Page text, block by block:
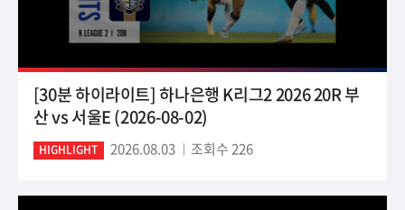
[30분 하이라이트] 하나은행 K리그2 2026 20R 부
산 vs 서울E (2026-08-02)
HIGHLIGHT 2026.08.03 조회수 226